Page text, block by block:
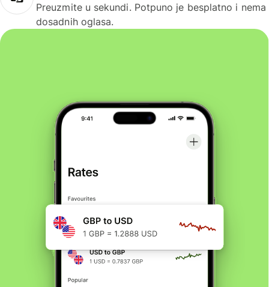
Preuzmite u sekundi. Potpuno je besplatno i nema
dosadnih oglasa.